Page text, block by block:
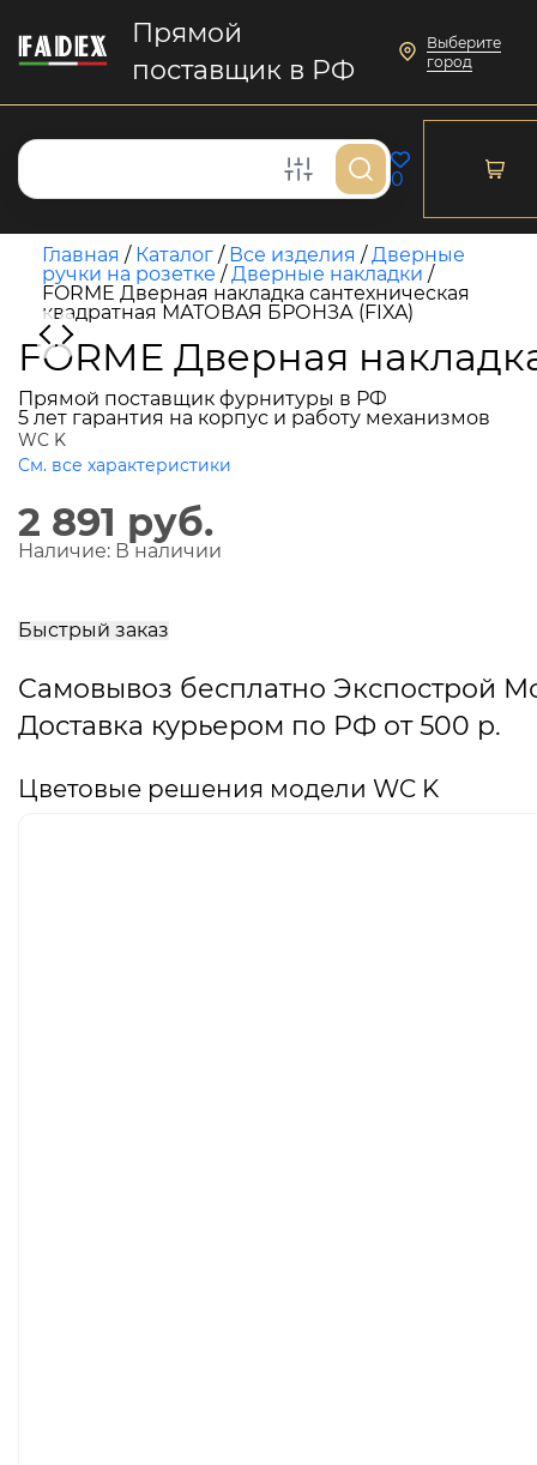
Прямой
поставщик в РФ
Выберите
город
0
Главная / Каталог / Все изделия /Дверные
ручки на розетке /Дверные накладки /
FORME Дверная накладка сантехническая
квадратная МАТОВАЯ БРОНЗА (FIXA)
FORME Дверная
Прямой поставщик фурнитуры в РФ
5 лет гарантия на корпус и работу механизмов
WC K
См. все характеристики
2 891 руб.
Наличие: В наличии
Быстрый заказ
Самовывоз бесплатно Экспострой
Доставка курьером по РФ от 500 р.
Цветовые решения модели WC K